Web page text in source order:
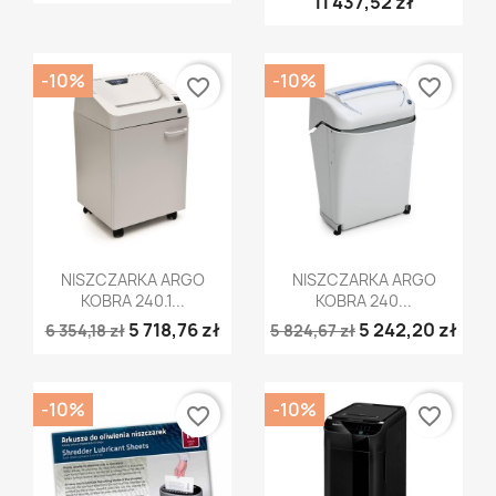
Szybki podgląd
NISZCZARKA ARGO
KOBRA 240.1...
6 354,18 zł 5 718,76 zł
-10% favorite_border
Szybki podgląd
NISZCZARKA ARGO
KOBRA 240...
5 824,67 zł 5 242,20 zł
-10% favorite_border
-10% favorite_border -10% favorite_border